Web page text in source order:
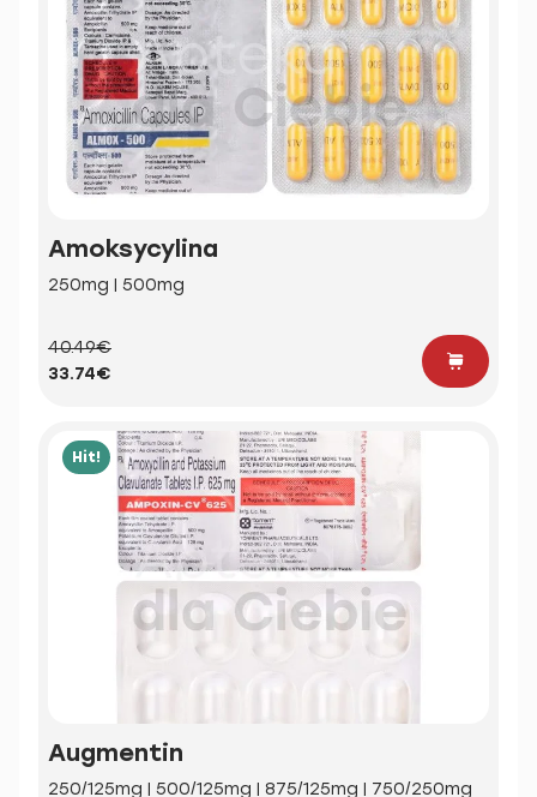
Amoksycylina
250mg | 500mg
40.49€
33.74€
Hit!
Augmentin
250/125mg | 500/125mg | 875/125mg | 750/250mg